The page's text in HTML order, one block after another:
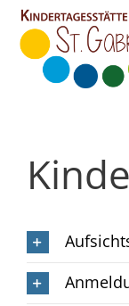
Zum
Inhalt
springen
Infos
Anmeldung
Team